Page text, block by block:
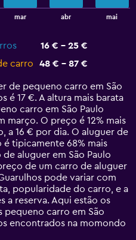
mar abr mai
16 € - 25 €
carro
48 € - 87 €
de pequeno carro em São
é 17 €. A altura mais barata
carro em São Paulo
março. O preço é 12% mais
a 16 € por dia. O aluguer de
tipicamente 68% mais
aluguer em São Paulo
de um carro de aluguer
pode variar com
popularidade do carro, e a
a reserva. Aqui estão os
pequeno carro em São
encontrados na momondo